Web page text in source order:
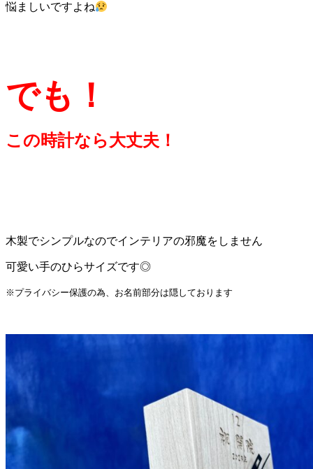
悩ましいですよね
でも！
この時計なら大丈夫！
木製でシンプルなのでインテリアの邪魔をしません
可愛い手のひらサイズです◎
※プライバシー保護の為、お名前部分は隠しております